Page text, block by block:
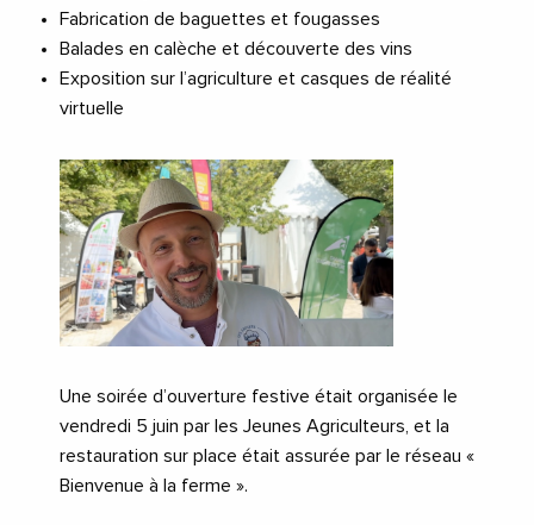
Fabrication de baguettes et fougasses
Balades en calèche et découverte des vins
Exposition sur l’agriculture et casques de réalité
virtuelle
Une soirée d’ouverture festive était organisée le
vendredi 5 juin par les Jeunes Agriculteurs, et la
restauration sur place était assurée par le réseau «
Bienvenue à la ferme ».